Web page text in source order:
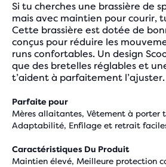
Si tu cherches une brassière de
mais avec maintien pour courir,
Cette brassière est dotée de
conçus pour réduire les
runs confortables. Un design
que des bretelles réglables et
t’aident à parfaitement l’ajuster.
Parfaite pour
Mères allaitantes, Vêtement à porter
Adaptabilité, Enfilage et retrait
Caractéristiques Du Produit
Maintien élevé, Meilleure protection